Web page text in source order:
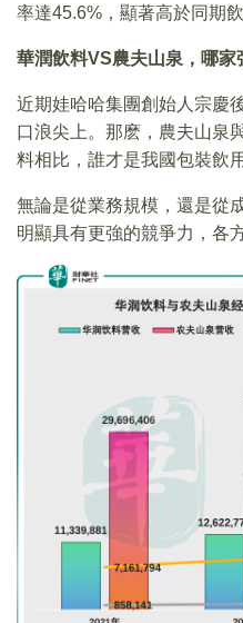
率達45.6%，顯著高於同期
華潤飲料VS農夫山泉，哪家
近期娃哈哈集團創始人宗慶
口浪尖上。那麽，農夫山泉
料相比，誰才是我國包裝飲
無論是從業務規模，還是從
明顯具有更強的競爭力，各